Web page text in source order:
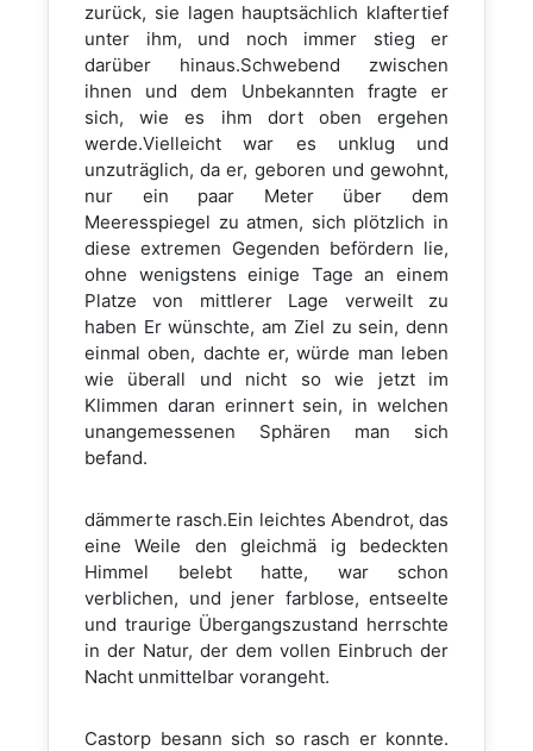
zurück, sie lagen hauptsächlich klaftertief
unter ihm, und noch immer stieg er
darüber hinaus.Schwebend zwischen
ihnen und dem Unbekannten fragte er
sich, wie es ihm dort oben ergehen
werde.Vielleicht war es unklug und
unzuträglich, da er, geboren und gewohnt,
nur ein paar Meter über dem
Meeresspiegel zu atmen, sich plötzlich in
diese extremen Gegenden befördern lie,
ohne wenigstens einige Tage an einem
Platze von mittlerer Lage verweilt zu
haben Er wünschte, am Ziel zu sein, denn
einmal oben, dachte er, würde man leben
wie überall und nicht so wie jetzt im
Klimmen daran erinnert sein, in welchen
unangemessenen Sphären man sich
befand.
dämmerte rasch.Ein leichtes Abendrot, das
eine Weile den gleichmä ig bedeckten
Himmel belebt hatte, war schon
verblichen, und jener farblose, entseelte
und traurige Übergangszustand herrschte
in der Natur, der dem vollen Einbruch der
Nacht unmittelbar vorangeht.
Castorp besann sich so rasch er konnte.